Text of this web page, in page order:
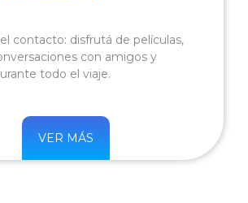
contacto: disfrutá de películas,
con amigos y
todo el viaje.
VER MÁS